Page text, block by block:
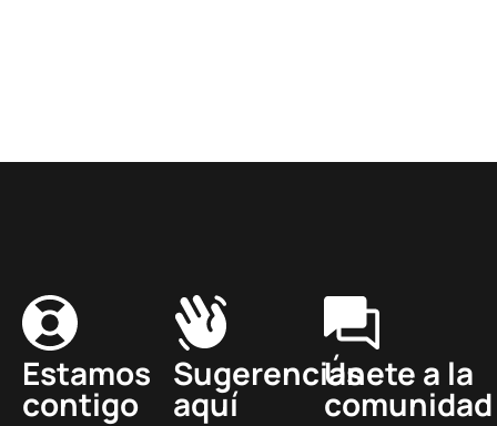
Estamos
contigo
Sugerencias
aquí
Únete a la
comunidad